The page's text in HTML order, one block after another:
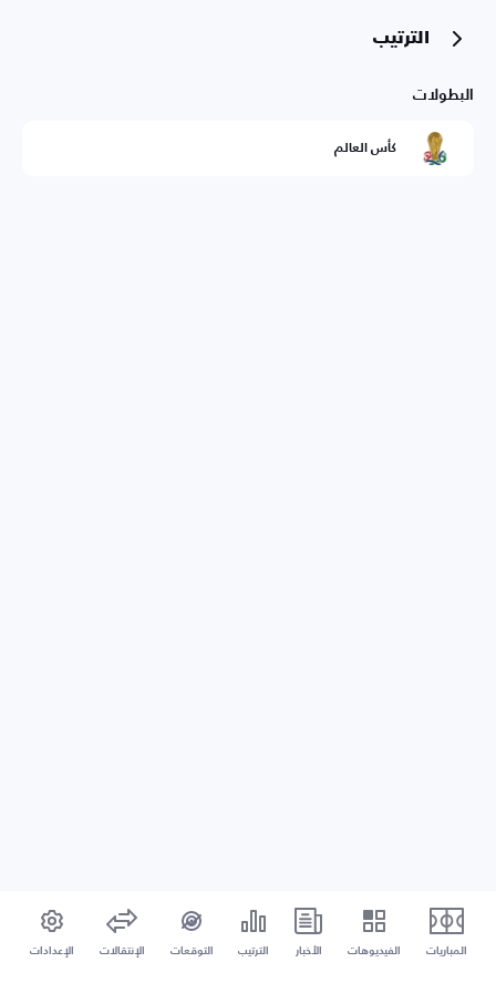
الترتيب
البطولات
كأس العالم
المباريات الفيديوهات الأخبار الترتيب التوقعات الإنتقالات الإعدادات